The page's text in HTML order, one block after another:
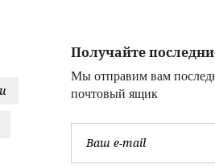
Получайте
Мы отправим вам
почтовый ящик